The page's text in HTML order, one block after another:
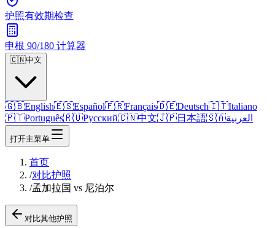
护照有效期检查
申根 90/180 计算器
🇨🇳中文
🇬🇧English🇪🇸Español🇫🇷Français🇩🇪Deutsch🇮🇹Italiano
🇵🇹Português🇷🇺Русский🇨🇳中文🇯🇵日本語🇸🇦العربية
打开主菜单
首页
/对比护照
/孟加拉国 vs 尼泊尔
对比其他护照